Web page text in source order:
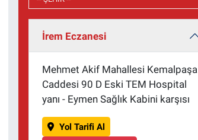
İrem Eczanesi
Mehmet Akif Mahallesi Kemalpaşa
Caddesi 90 D Eski TEM Hospital
yanı - Eymen Sağlık Kabini karşısı
Yol Tarifi Al